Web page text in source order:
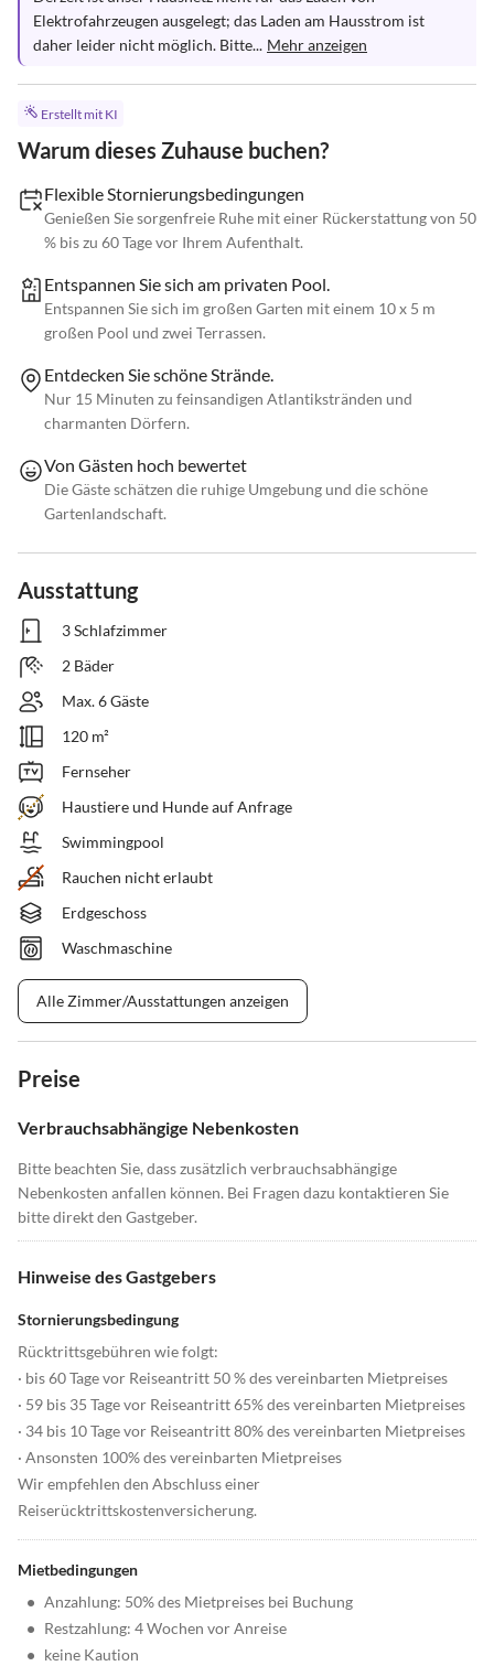
Elektrofahrzeugen ausgelegt; das Laden am Hausstrom ist
daher leider nicht möglich. Bitte... Mehr anzeigen
Erstellt mit KI
Warum dieses Zuhause buchen?
Flexible Stornierungsbedingungen
Genießen Sie sorgenfreie Ruhe mit einer Rückerstattung von 50
% bis zu 60 Tage vor Ihrem Aufenthalt.
Entspannen Sie sich am privaten Pool.
Entspannen Sie sich im großen Garten mit einem 10 x 5 m
großen Pool und zwei Terrassen.
Entdecken Sie schöne Strände.
Nur 15 Minuten zu feinsandigen Atlantikstränden und
charmanten Dörfern.
Von Gästen hoch bewertet
Die Gäste schätzen die ruhige Umgebung und die schöne
Gartenlandschaft.
Ausstattung
3 Schlafzimmer
2 Bäder
Max. 6 Gäste
120 m²
Fernseher
Haustiere und Hunde auf Anfrage
Swimmingpool
Rauchen nicht erlaubt
Erdgeschoss
Waschmaschine
Alle Zimmer/Ausstattungen anzeigen
Preise
Verbrauchsabhängige Nebenkosten
Bitte beachten Sie, dass zusätzlich verbrauchsabhängige
Nebenkosten anfallen können. Bei Fragen dazu kontaktieren Sie
bitte direkt den Gastgeber.
Hinweise des Gastgebers
Stornierungsbedingung
Rücktrittsgebühren wie folgt:
· bis 60 Tage vor Reiseantritt 50 % des vereinbarten Mietpreises
· 59 bis 35 Tage vor Reiseantritt 65% des vereinbarten Mietpreises
· 34 bis 10 Tage vor Reiseantritt 80% des vereinbarten Mietpreises
· Ansonsten 100% des vereinbarten Mietpreises
Wir empfehlen den Abschluss einer
Reiserücktrittskostenversicherung.
Mietbedingungen
• Anzahlung: 50% des Mietpreises bei Buchung
• Restzahlung: 4 Wochen vor Anreise
• keine Kaution